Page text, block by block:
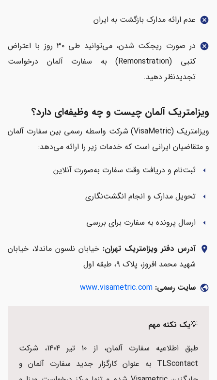
cancel عدم ارائه مدارک بازگشت به ایران
cancel
در صورت ریجکت شدن، می‌توانید طی ۳۰ روز با اعتراض
کتبی (Remonstration) به سفارت آلمان درخواست
تجدیدنظر دهید.
ویزامتریک آلمان چیست و چه وظیفه‌ای دارد؟
ویزامتریک (VisaMetric) شرکت واسطه رسمی بین سفارت آلمان
و متقاضیان ایرانی است که خدمات زیر را ارائه می‌دهد:
arrow_left ثبت‌نام و دریافت وقت سفارت به‌صورت آنلاین
arrow_left تحویل مدارک و انجام انگشت‌نگاری
arrow_left ارسال پرونده به سفارت برای بررسی
location_on آدرس دفتر ویزامتریک تهران: خیابان نلسون ماندلا، خیابان
شهید محمد افروز، پلاک ۹، طبقه اول
public سایت رسمی: www.visametric.com
💡یک نکته مهم
طبق اطلاعیه سفارت آلمان، از ۱۰ تیر ۱۴۰۴، شرکت
TLScontact به عنوان کارگزار جدید سفارت آلمان و